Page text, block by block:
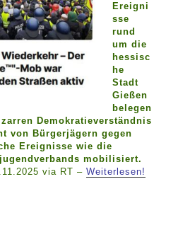
Ereigni
sse
rund
um die
hessisc
he
Stadt
Gießen
belegen
Demokratieverständnis
von Bürgerjägern gegen
Ereignisse wie die
mobilisiert.
via RT –Weiterlesen!